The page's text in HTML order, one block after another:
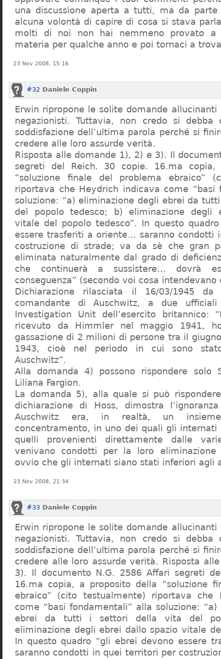
una discussione aperta a tutti, ma da parte
alcuna volontà di capire di cosa si stava
molti di noi non hai nemmeno provato a
materia per qualche anno e poi tornaci a
23 Nov 2008, 15:16
#32 Daniele Coppin
Erwin ripropone le solite domande
negazionisti. Tuttavia, non credo si debba
soddisfazione dell’ultima parola perché si
credere alle loro assurde verità.
Risposta alle domande 1), 2) e 3). Il
segreti del Reich. 30 copie. 16.ma copia,
“soluzione finale del problema ebraico”
riportava che Heydrich indicava come “basi
soluzione: “a) eliminazione degli ebrei da
del popolo tedesco; b) eliminazione degli
vitale del popolo tedesco”. In questo
essere trasferiti a oriente… saranno condotti
costruzione di strade; va da sè che gran
eliminata naturalmente dal grado di
che continuerà a sussistere… dovrà
conseguenza” (secondo voi cosa intendevano
Dichiarazione rilasciata il 16/03/1945
comandante di Auschwitz, a due
Investigation Unit dell’esercito britannico:
ricevuto da Himmler nel maggio 1941,
gassazione di 2 milioni di persone tra il
1943, cioè nel periodo in cui sono
Auschwitz”.
Alla domanda 4) possono rispondere solo
Liliana Fargion.
La domanda 5), alla quale si può
dichiarazione di Hoss, dimostra
Auschwitz era, in realtà, un
concentramento, in uno dei quali gli
quelli provenienti direttamente dalle
venivano condotti per la loro eliminazione
ovvio che gli internati siano stati inferiori agli
23 Nov 2008, 21:34
#33 Daniele Coppin
Erwin ripropone le solite domande
negazionisti. Tuttavia, non credo si debba
soddisfazione dell’ultima parola perché si
credere alle loro assurde verità. Risposta
3). Il documento N.G. 2586 Affari segreti
16.ma copia, a proposito della “soluzione
ebraico” (cito testualmente) riportava che
come “basi fondamentali” alla soluzione:
ebrei da tutti i settori della vita del
eliminazione degli ebrei dallo spazio vitale
In questo quadro “gli ebrei devono essere
saranno condotti in quei territori per